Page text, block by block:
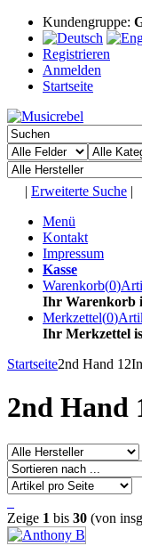
Kundengruppe:
Registrieren
Anmelden
Startseite
| Erweiterte Suche |
Menü
Kontakt
Impressum
Kasse
Warenkorb(0)
Ihr Warenkorb
Merkzettel(0)
Ihr Merkzettel
Startseite2nd Hand
2nd Hand
Zeige 1 bis 30 (von